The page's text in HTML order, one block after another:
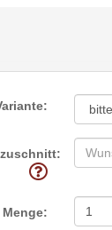
Menge: